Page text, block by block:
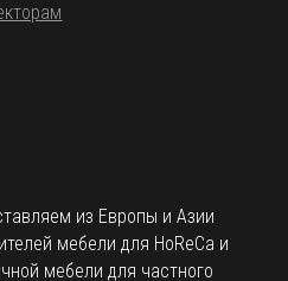
из Европы и Азии
мебели для HoReCa и
мебели для частного